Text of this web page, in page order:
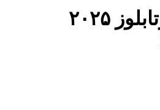
تریلر بازی پورتابلوز ۲۰۲۵